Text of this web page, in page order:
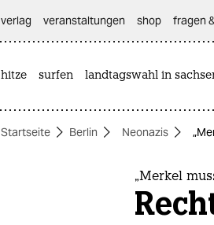
themen
verlag
veranstaltungen shop fragen
hitze surfen landtagswahl in
Startseite Berlin Neonazis
„Merkel